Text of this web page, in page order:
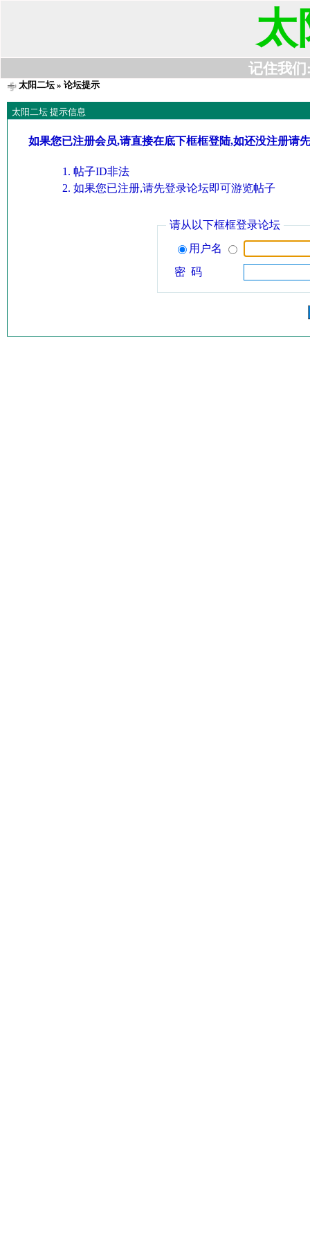
太
记住我们
太阳二坛» 论坛提示
太阳二坛 提示信息
如果您已注册会员,请直接在底下框框登陆,如还没注册请
帖子ID非法
如果您已注册,请先登录论坛即可游览帖子
请从以下框框登录论坛
用户名
密 码